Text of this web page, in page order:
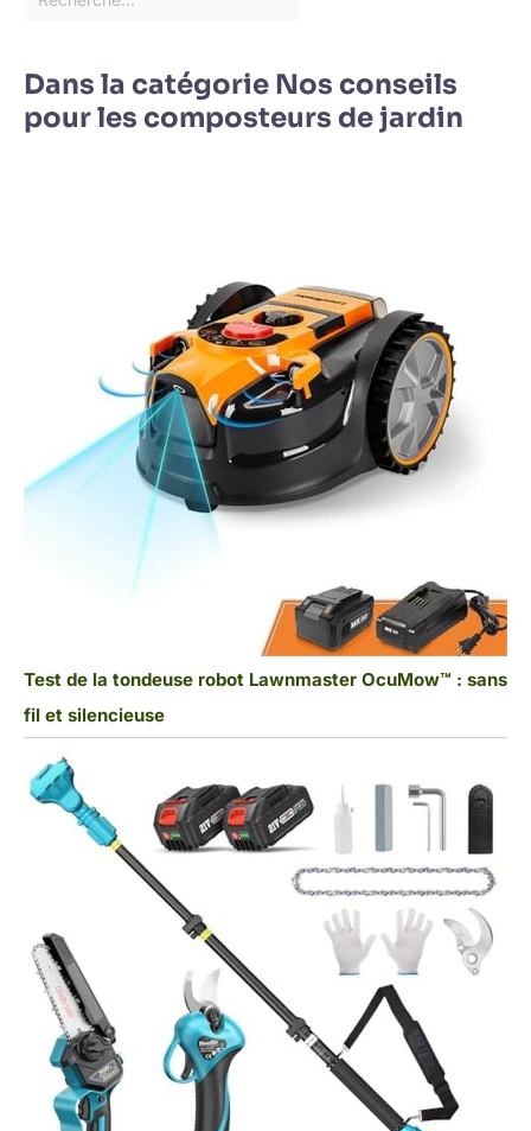
Dans la catégorie Nos conseils
pour les composteurs de jardin
Test de la tondeuse robot Lawnmaster OcuMow™ : sans
fil et silencieuse